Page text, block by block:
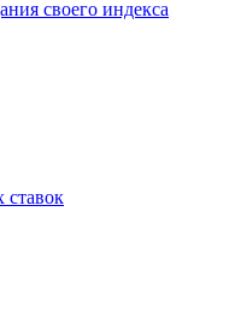
банков
своего индекса